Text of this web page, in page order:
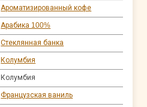
Ароматизированный кофе
Арабика 100%
Стеклянная банка
Колумбия
Колумбия
Французская ваниль